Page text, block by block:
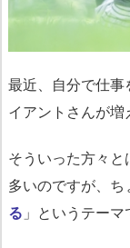
最近、自分で仕事
イアントさんが増
そういった方々
多いのですが、
る 」というテーマ